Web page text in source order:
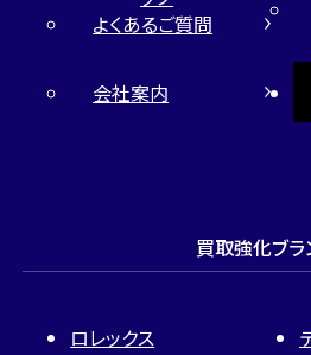
よくあるご質問
会社案内
買取強化ブラ
ロレックス